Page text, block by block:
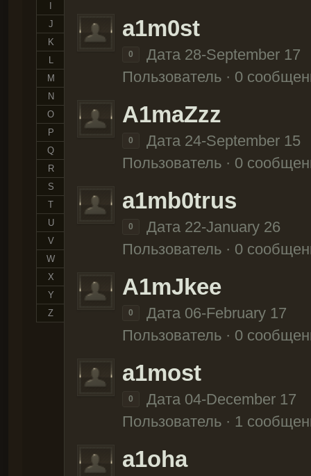
J
K
L
M
N
O
P
Q
R
S
T
U
V
W
X
Y
Z
a1m0st
0
Дата 28-September 17
Пользователь · 0
A1maZzz
0
Дата 24-September 15
Пользователь · 0
a1mb0trus
0
Дата 22-January 26
Пользователь · 0
A1mJkee
0
Дата 06-February 17
Пользователь · 0
a1most
0
Дата 04-December 17
Пользователь · 1
a1oha